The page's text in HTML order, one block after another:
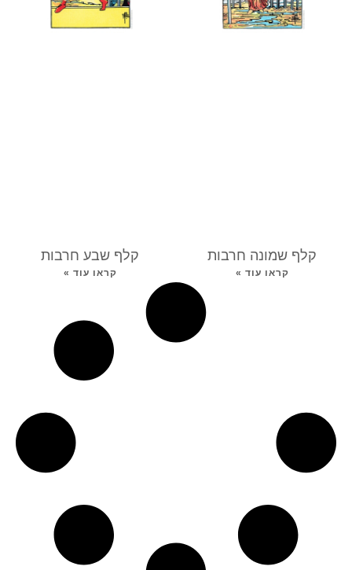
קלף שמונה חרבות
קראו עוד »
קלף שבע חרבות
קראו עוד »